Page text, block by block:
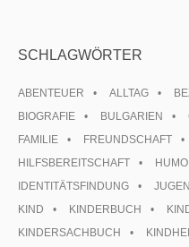
SCHLAGWÖRTER
ABENTEUER ALLTAG
BIOGRAFIE
BULGARIEN
FAMILIE
FREUNDSCHAFT
HILFSBEREITSCHAFT
IDENTITÄTSFINDUNG
KIND
KINDERBUCH
KINDERSACHBUCH